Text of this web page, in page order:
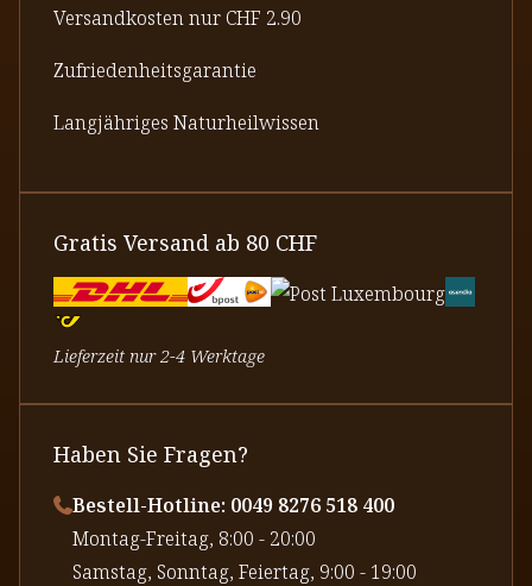
Versandkosten nur CHF 2.90
Zufriedenheitsgarantie
Langjähriges Naturheilwissen
Gratis Versand ab 80 CHF
Lieferzeit nur 2-4 Werktage
Haben Sie Fragen?
Bestell-Hotline: 0049 8276 518 400
⁠Montag-Freitag, 8:00 - 20:00
⁠Samstag, Sonntag, Feiertag, 9:00 - 19:00